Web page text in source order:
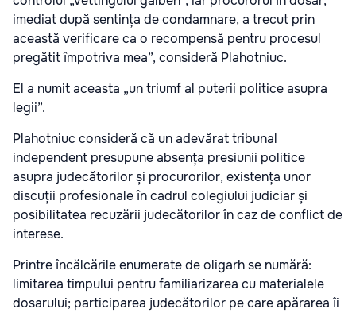
imediat după sentința de condamnare, a trecut prin
această verificare ca o recompensă pentru procesul
pregătit împotriva mea”, consideră Plahotniuc.
El a numit aceasta „un triumf al puterii politice asupra
legii”.
Plahotniuc consideră că un adevărat tribunal
independent presupune absența presiunii politice
asupra judecătorilor și procurorilor, existența unor
discuții profesionale în cadrul colegiului judiciar și
posibilitatea recuzării judecătorilor în caz de conflict de
interese.
Printre încălcările enumerate de oligarh se numără:
limitarea timpului pentru familiarizarea cu materialele
dosarului; participarea judecătorilor pe care apărarea îi